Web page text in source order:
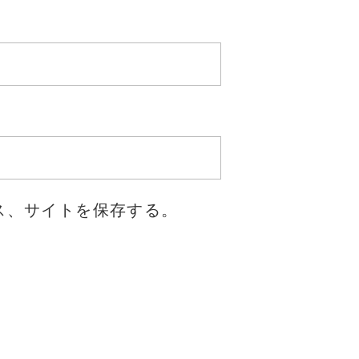
サイトを保存する。